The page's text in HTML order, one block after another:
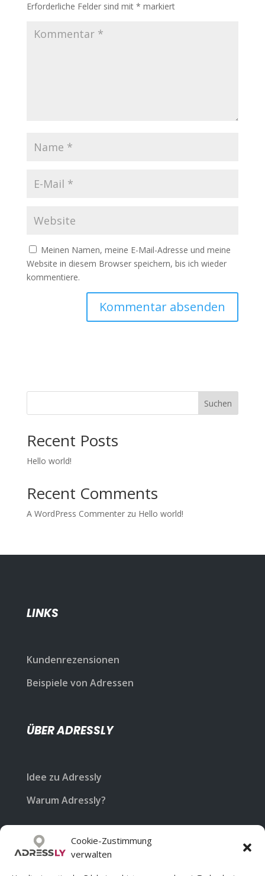
Cookie-Zustimmung
verwalten
Erforderliche Felder sind mit * markiert
Meinen Namen, meine E-Mail-Adresse und meine
Website in diesem Browser speichern, bis ich wieder
kommentiere.
Suchen
Recent Posts
Hello world!
Recent Comments
A WordPress Commenterzu Hello world!
LINKS
Kundenrezensionen
Beispiele von Adressen
ÜBER ADRESSLY
Idee zu Adressly
Warum Adressly?
KONTAKT